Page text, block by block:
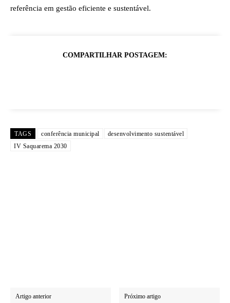
referência em gestão eficiente e sustentável.
COMPARTILHAR POSTAGEM:
TAGS conferência municipal
desenvolvimento sustentável
IV Saquarema 2030
Artigo anterior Próximo artigo